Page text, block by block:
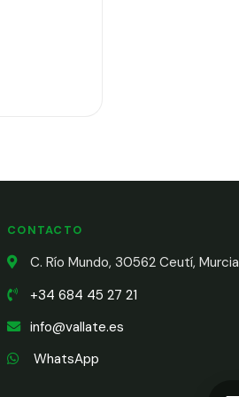
CONTACTO
C. Río Mundo, 30562 Ceutí, Murcia
+34 684 45 27 21
info@vallate.es
WhatsApp